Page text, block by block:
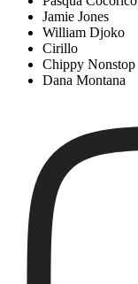
Jamie Jones
William Djoko
Cirillo
Chippy Nonstop
Dana Montana